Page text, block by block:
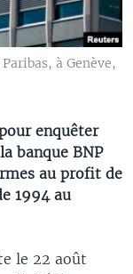
à Genève,
enquêter
banque BNP
au profit de
1994 au
le 22 août